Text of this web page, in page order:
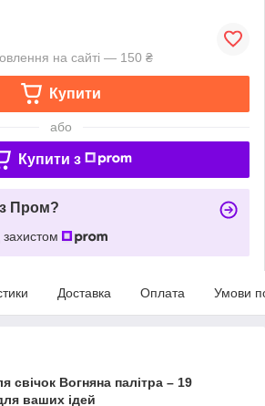
на сайті — 150 ₴
Купити
або
Купити з
Пром?
Доставка Оплата Умови
Вогняна палітра – 19
ваших ідей